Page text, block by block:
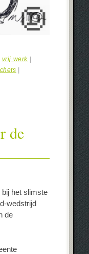
vrij werk
de
het slimste
wedstrijd
de